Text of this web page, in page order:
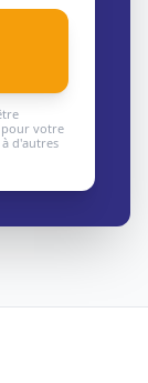
pour votre
d'autres